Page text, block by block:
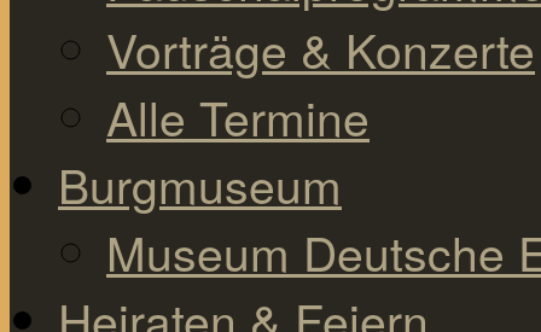
Vorträge & Konzerte
Alle Termine
Burgmuseum
Museum Deutsche